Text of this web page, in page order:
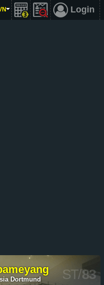
Login
Dortmund
ST/83